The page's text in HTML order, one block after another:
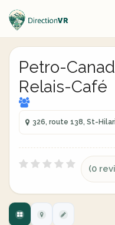
Petro-
Relais-Café
326, route 138, St-
(0